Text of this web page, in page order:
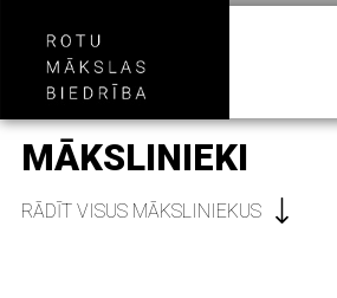
MĀKSLINIEKI
RĀDĪT VISUS MĀKSLINIEKUS